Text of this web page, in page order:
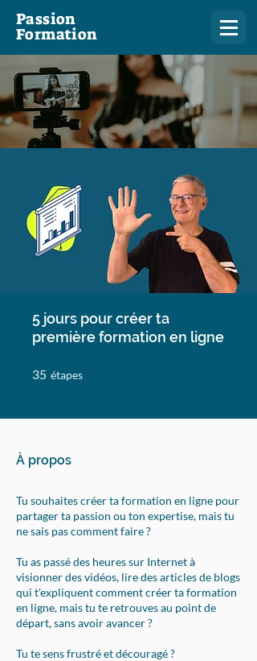
Passion
Formation
5 jours pour créer ta
première formation en ligne
35 étapes
À propos
Tu souhaites créer ta formation en ligne pour
partager ta passion ou ton expertise, mais tu
ne sais pas comment faire ?
Tu as passé des heures sur Internet à
visionner des vidéos, lire des articles de blogs
qui t'expliquent comment créer ta formation
en ligne, mais tu te retrouves au point de
départ, sans avoir avancer ?
Tu te sens frustré et découragé ?